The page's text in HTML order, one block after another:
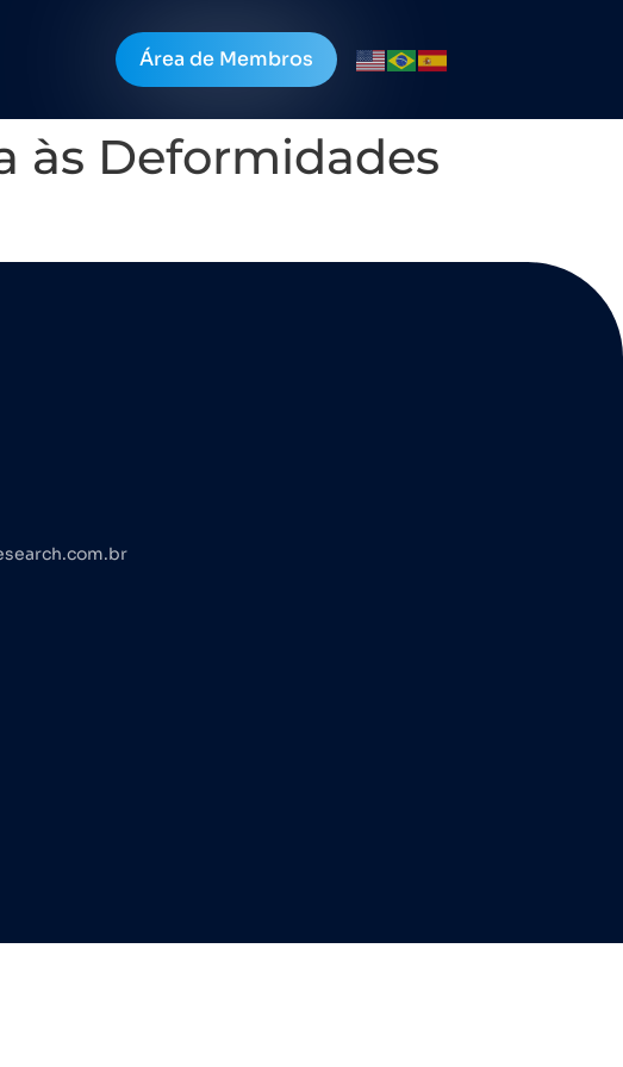
Área de Membros
às Deformidades